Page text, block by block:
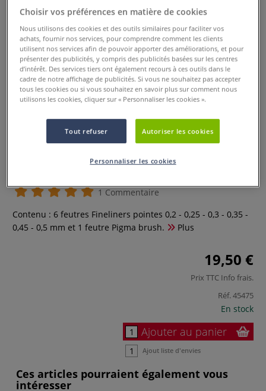
Micron et 1 Pigma Brush
1 Commentaire
Contenu : 6 feutres Fineliners pointes 0,2 - 0,25 - 0,3 - 0,35 -
0,45 - 0,5 mm et 1 feutre Pigma brush.
Plus
19,50 €
Prix TTC Info frais.
Réf.45475
En stock
Ajouter au panier
Ajout liste d'envies
Ces articles pourraient également vous
intéresser
Choisir vos préférences en matière de cookies
Nous utilisons des cookies et des outils similaires pour faciliter vos
achats, fournir nos services, pour comprendre comment les clients
utilisent nos services afin de pouvoir apporter des améliorations, et pour
présenter des publicités, y compris des publicités basées sur les centres
d’intérêt. Des services tiers ont également recours à ces outils dans le
cadre de notre affichage de publicités. Si vous ne souhaitez pas accepter
tous les cookies ou si vous souhaitez en savoir plus sur comment nous
utilisons les cookies, cliquer sur « Personnaliser les cookies ».
Tout refuser Autoriser les cookies
Personnaliser les cookies